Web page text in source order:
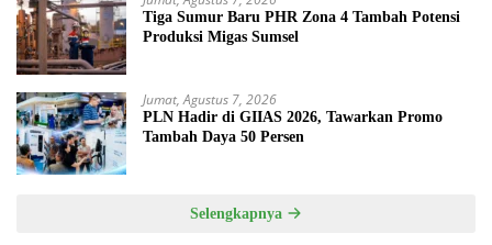
Tiga Sumur Baru PHR Zona 4 Tambah Potensi
Produksi Migas Sumsel
Jumat, Agustus 7, 2026
PLN Hadir di GIIAS 2026, Tawarkan Promo
Tambah Daya 50 Persen
Selengkapnya